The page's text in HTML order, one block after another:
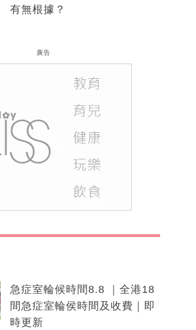
有無根據？
廣告
急症室輪候時間8.8 ｜全港18
間急症室輪侯時間及收費｜即
時更新